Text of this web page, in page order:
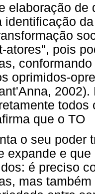
elaboração de
identificação
atores", pois
oprimidos-
que o TO
o seu poder
expande e
é preciso
mas